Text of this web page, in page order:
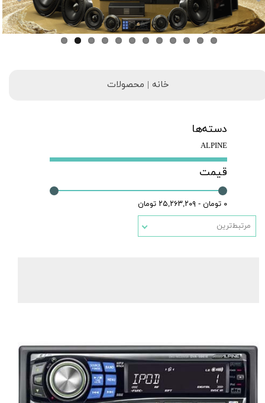
خانه | محصولات
دسته‌ها
ALPINE
قیمت
۰ تومان - ۲۵,۲۶۳,۲۰۹ تومان
مرتبط‌ترین